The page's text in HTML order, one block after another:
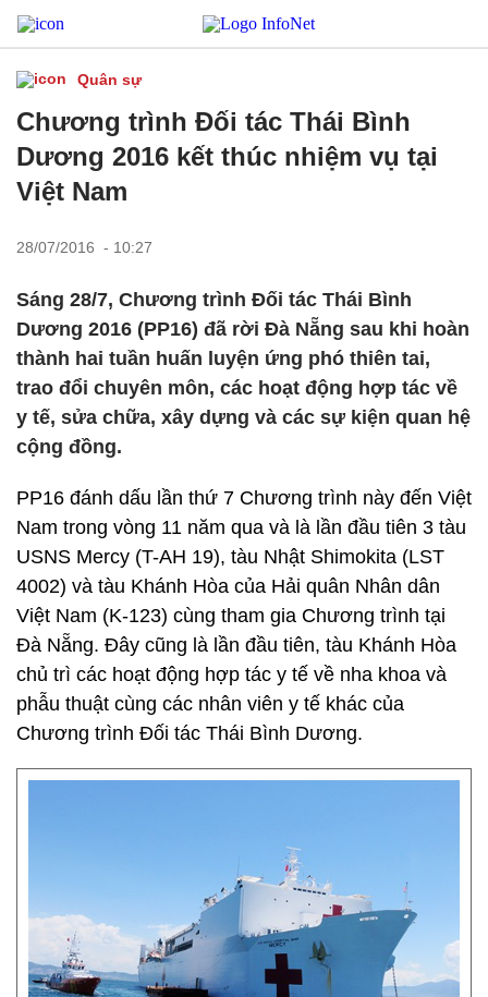
Quân sự
Chương trình Đối tác Thái Bình
Dương 2016 kết thúc nhiệm vụ tại
Việt Nam
28/07/2016 - 10:27
Sáng 28/7, Chương trình Đối tác Thái Bình
Dương 2016 (PP16) đã rời Đà Nẵng sau khi hoàn
thành hai tuần huấn luyện ứng phó thiên tai,
trao đổi chuyên môn, các hoạt động hợp tác về
y tế, sửa chữa, xây dựng và các sự kiện quan hệ
cộng đồng.
PP16 đánh dấu lần thứ 7 Chương trình này đến Việt
Nam trong vòng 11 năm qua và là lần đầu tiên 3 tàu
USNS Mercy (T-AH 19), tàu Nhật Shimokita (LST
4002) và tàu Khánh Hòa của Hải quân Nhân dân
Việt Nam (K-123) cùng tham gia Chương trình tại
Đà Nẵng. Đây cũng là lần đầu tiên, tàu Khánh Hòa
chủ trì các hoạt động hợp tác y tế về nha khoa và
phẫu thuật cùng các nhân viên y tế khác của
Chương trình Đối tác Thái Bình Dương.